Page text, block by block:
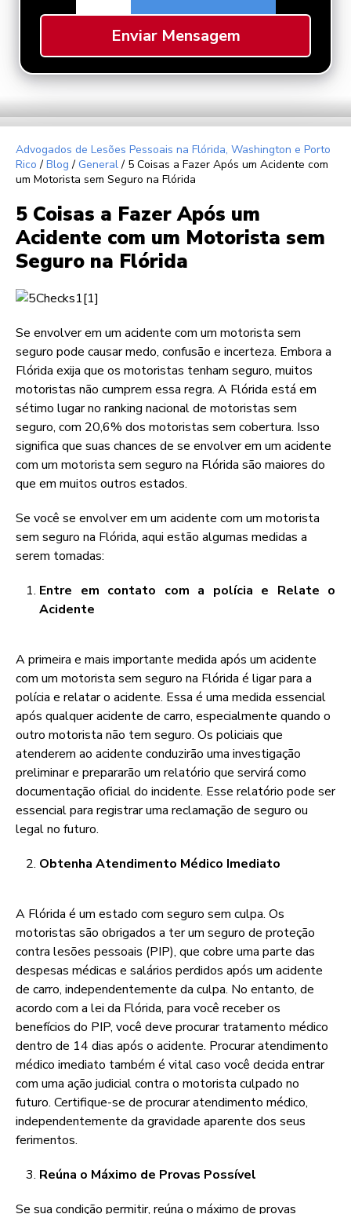
Advogados de Lesões Pessoais na Flórida, Washington e Porto
Rico / Blog / General/ 5 Coisas a Fazer Após um Acidente com
um Motorista sem Seguro na Flórida
5 Coisas a Fazer Após um
Acidente com um Motorista sem
Seguro na Flórida
Se envolver em um acidente com um motorista sem
seguro pode causar medo, confusão e incerteza. Embora a
Flórida exija que os motoristas tenham seguro, muitos
motoristas não cumprem essa regra. A Flórida está em
sétimo lugar no ranking nacional de motoristas sem
seguro, com 20,6% dos motoristas sem cobertura. Isso
significa que suas chances de se envolver em um acidente
com um motorista sem seguro na Flórida são maiores do
que em muitos outros estados.
Se você se envolver em um acidente com um motorista
sem seguro na Flórida, aqui estão algumas medidas a
serem tomadas:
Entre em contato com a polícia e Relate o
Acidente
A primeira e mais importante medida após um acidente
com um motorista sem seguro na Flórida é ligar para a
polícia e relatar o acidente. Essa é uma medida essencial
após qualquer acidente de carro, especialmente quando o
outro motorista não tem seguro. Os policiais que
atenderem ao acidente conduzirão uma investigação
preliminar e prepararão um relatório que servirá como
documentação oficial do incidente. Esse relatório pode ser
essencial para registrar uma reclamação de seguro ou
legal no futuro.
Obtenha Atendimento Médico Imediato
A Flórida é um estado com seguro sem culpa. Os
motoristas são obrigados a ter um seguro de proteção
contra lesões pessoais (PIP), que cobre uma parte das
despesas médicas e salários perdidos após um acidente
de carro, independentemente da culpa. No entanto, de
acordo com a lei da Flórida, para você receber os
benefícios do PIP, você deve procurar tratamento médico
dentro de 14 dias após o acidente. Procurar atendimento
médico imediato também é vital caso você decida entrar
com uma ação judicial contra o motorista culpado no
futuro. Certifique-se de procurar atendimento médico,
independentemente da gravidade aparente dos seus
ferimentos.
Reúna o Máximo de Provas Possível
Se sua condição permitir, reúna o máximo de provas